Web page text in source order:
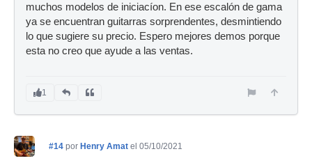
muchos modelos de iniciacíon. En ese escalón de gama
ya se encuentran guitarras sorprendentes, desmintiendo
lo que sugiere su precio. Espero mejores demos porque
esta no creo que ayude a las ventas.
1
#14 por Henry Amat el 05/10/2021